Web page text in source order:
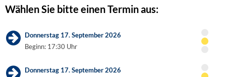
Wählen Sie bitte einen Termin aus:
Donnerstag 17. September 2026
Beginn: 17:30 Uhr
Donnerstag 17. September 2026